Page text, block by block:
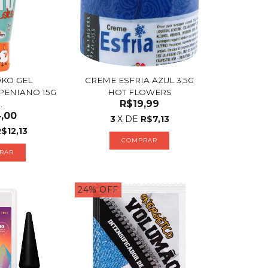
GEL
15G
CREME ESFRIA AZUL 3,5G
HOT FLOWERS
R$19,99
3X DE R$7,13
24%OFF